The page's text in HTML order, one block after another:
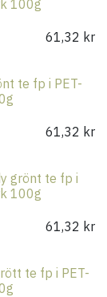
100g
61,32 kr
te fp i PET-
61,32 kr
grönt te fp i
100g
61,32 kr
te fp i PET-